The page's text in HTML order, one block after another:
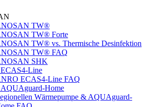
TW®
TW® Forte
TW® vs. Thermische Desinfektion
TW® FAQ
SHK
Line
ECAS4-Line FAQ
Home
Wärmepumpe & AQUAguard-